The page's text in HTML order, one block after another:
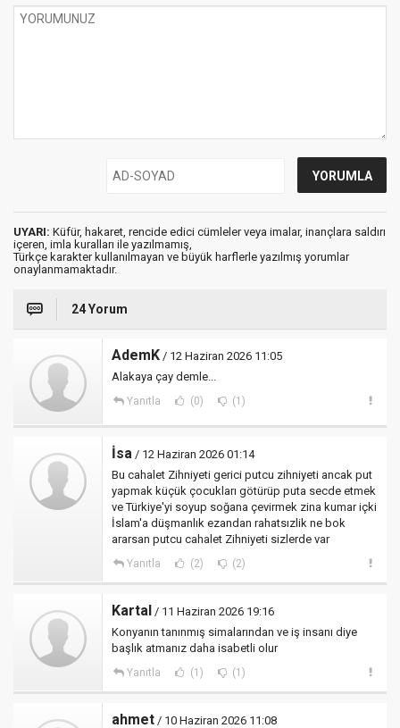
UYARI: Küfür, hakaret, rencide edici cümleler veya imalar, inançlara saldırı
içeren, imla kuralları ile yazılmamış,
Türkçe karakter kullanılmayan ve büyük harflerle yazılmış yorumlar
onaylanmamaktadır.
24 Yorum
AdemK / 12 Haziran 2026 11:05
Alakaya çay demle...
Yanıtla (0) (1)
İsa / 12 Haziran 2026 01:14
Bu cahalet Zihniyeti gerici putcu zihniyeti ancak put
yapmak küçük çocukları götürüp puta secde etmek
ve Türkiye'yi soyup soğana çevirmek zina kumar içki
İslam'a düşmanlık ezandan rahatsızlik ne bok
ararsan putcu cahalet Zihniyeti sizlerde var
Yanıtla (2) (2)
Kartal / 11 Haziran 2026 19:16
Konyanın tanınmış simalarından ve iş insanı diye
başlık atmanız daha isabetli olur
Yanıtla (1) (1)
ahmet / 10 Haziran 2026 11:08